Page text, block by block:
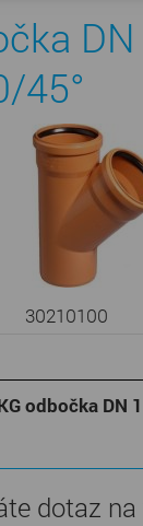
DN
45°
30210100
odbočka DN
dotaz